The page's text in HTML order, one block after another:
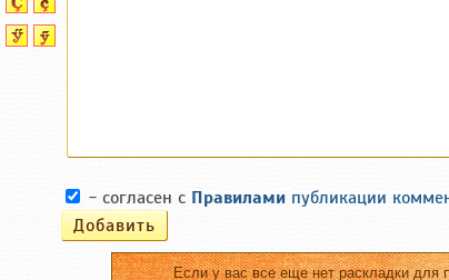
- согласен с Правилами публикации
Если у вас все еще нет раскладки для